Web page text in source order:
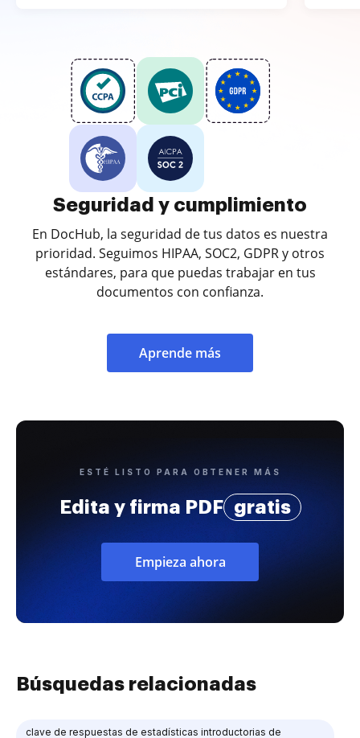
Seguridad y cumplimiento
En DocHub, la seguridad de tus datos es nuestra
prioridad. Seguimos HIPAA, SOC2, GDPR y otros
estándares, para que puedas trabajar en tus
documentos con confianza.
Aprende más
ESTÉ LISTO PARA OBTENER MÁS
Edita y firma PDF gratis
Empieza ahora
Búsquedas relacionadas
clave de respuestas de estadísticas introductorias de